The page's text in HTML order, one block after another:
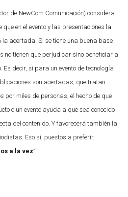
de NewCom Comunicación) considera
que en el evento y las presentaciones la
la acertada. Si se tiene una buena base
no tienen que perjudicar sino beneficiar a
Es decir, si para un evento de tecnología
son acertadas, que tratan
por miles de personas, el hecho de que
o un evento ayuda a que sea conocido
del contenido. Y favorecerá también la
Eso sí, puestos a preferir,
a la vez”.